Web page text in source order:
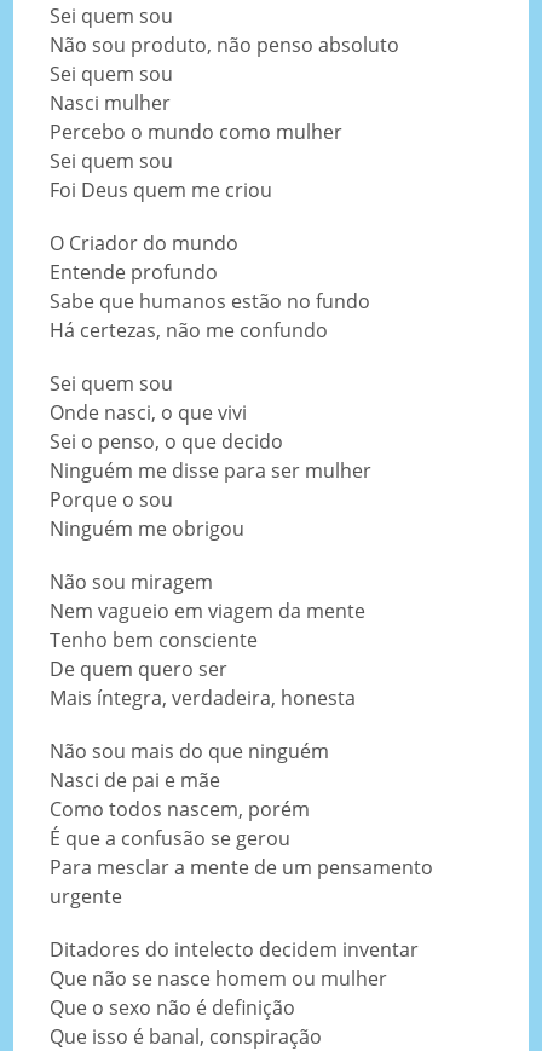
Sei quem sou
Não sou produto, não penso absoluto
Sei quem sou
Nasci mulher
Percebo o mundo como mulher
Sei quem sou
Foi Deus quem me criou
O Criador do mundo
Entende profundo
Sabe que humanos estão no fundo
Há certezas, não me confundo
Sei quem sou
Onde nasci, o que vivi
Sei o penso, o que decido
Ninguém me disse para ser mulher
Porque o sou
Ninguém me obrigou
Não sou miragem
Nem vagueio em viagem da mente
Tenho bem consciente
De quem quero ser
Mais íntegra, verdadeira, honesta
Não sou mais do que ninguém
Nasci de pai e mãe
Como todos nascem, porém
É que a confusão se gerou
Para mesclar a mente de um pensamento
urgente
Ditadores do intelecto decidem inventar
Que não se nasce homem ou mulher
Que o sexo não é definição
Que isso é banal, conspiração